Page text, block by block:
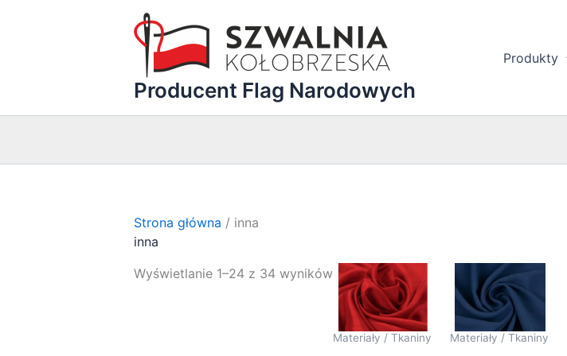
Producent Flag Narodowych
Produkty
Strona główna / inna
inna
Wyświetlanie 1–24 z 34 wynikówPosortowane
według
popularności
Materiały / Tkaniny Materiały / Tkaniny